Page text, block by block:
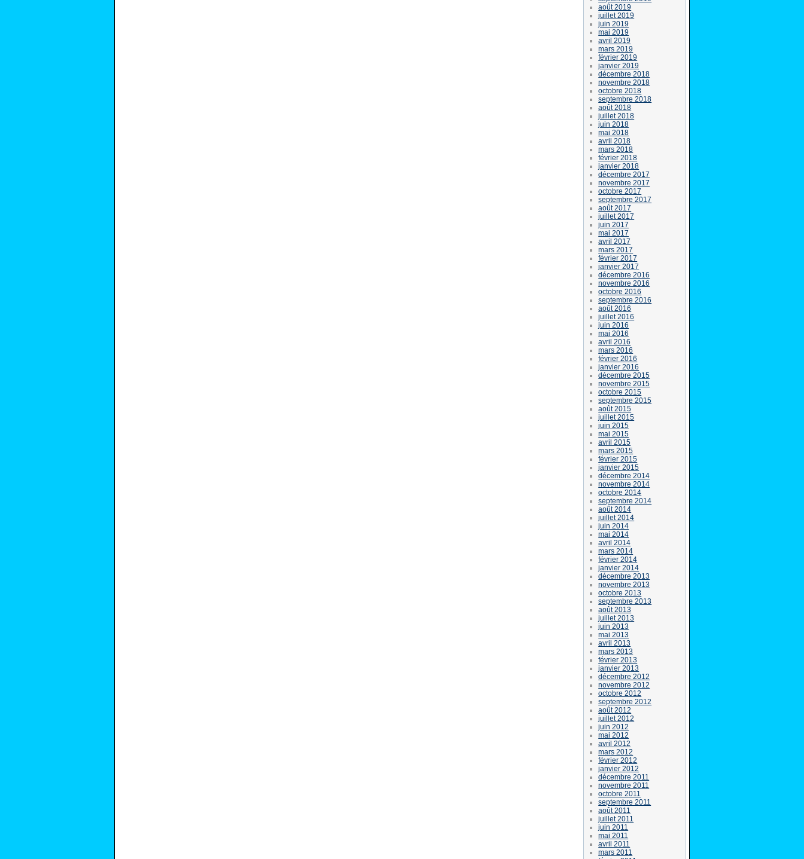
août 2019
juillet 2019
juin 2019
mai 2019
avril 2019
mars 2019
février 2019
janvier 2019
décembre 2018
novembre 2018
octobre 2018
septembre 2018
août 2018
juillet 2018
juin 2018
mai 2018
avril 2018
mars 2018
février 2018
janvier 2018
décembre 2017
novembre 2017
octobre 2017
septembre 2017
août 2017
juillet 2017
juin 2017
mai 2017
avril 2017
mars 2017
février 2017
janvier 2017
décembre 2016
novembre 2016
octobre 2016
septembre 2016
août 2016
juillet 2016
juin 2016
mai 2016
avril 2016
mars 2016
février 2016
janvier 2016
décembre 2015
novembre 2015
octobre 2015
septembre 2015
août 2015
juillet 2015
juin 2015
mai 2015
avril 2015
mars 2015
février 2015
janvier 2015
décembre 2014
novembre 2014
octobre 2014
septembre 2014
août 2014
juillet 2014
juin 2014
mai 2014
avril 2014
mars 2014
février 2014
janvier 2014
décembre 2013
novembre 2013
octobre 2013
septembre 2013
août 2013
juillet 2013
juin 2013
mai 2013
avril 2013
mars 2013
février 2013
janvier 2013
décembre 2012
novembre 2012
octobre 2012
septembre 2012
août 2012
juillet 2012
juin 2012
mai 2012
avril 2012
mars 2012
février 2012
janvier 2012
décembre 2011
novembre 2011
octobre 2011
septembre 2011
août 2011
juillet 2011
juin 2011
mai 2011
avril 2011
mars 2011